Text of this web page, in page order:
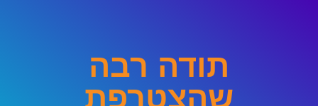
תודה רבה
שהצטרפת